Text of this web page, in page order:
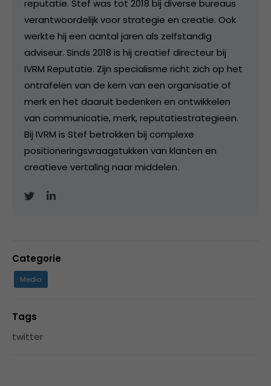
reputatie. Stef was tot 2018 bij diverse bureaus
verantwoordelijk voor strategie en creatie. Ook
werkte hij een aantal jaren als zelfstandig
adviseur. Sinds 2018 is hij creatief directeur bij
IVRM Reputatie. Zijn specialisme richt zich op het
ontrafelen van de kern van een organisatie of
merk en het daaruit bedenken en ontwikkelen
van communicatie, merk, reputatiestrategieën.
Bij IVRM is Stef betrokken bij complexe
positioneringsvraagstukken van klanten en
creatieve vertaling naar middelen.
Categorie
Media
Tags
twitter